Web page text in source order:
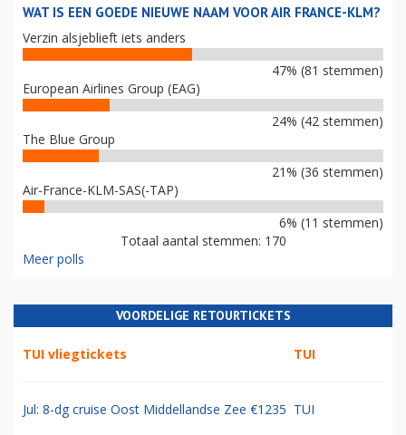
WAT IS EEN GOEDE NIEUWE NAAM VOOR AIR FRANCE-KLM?
Verzin alsjeblieft iets anders
47% (81 stemmen)
European Airlines Group (EAG)
24% (42 stemmen)
The Blue Group
21% (36 stemmen)
Air-France-KLM-SAS(-TAP)
6% (11 stemmen)
Totaal aantal stemmen: 170
Meer polls
VOORDELIGE RETOURTICKETS
TUI vliegtickets TUI
Jul: 8-dg cruise Oost Middellandse Zee €1235 TUI